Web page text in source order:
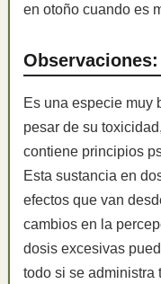
en otoño cuando es
Observaciones:
Es una especie muy
pesar de su
contiene principios
Esta sustancia en
efectos que van
cambios en la
dosis excesivas
todo si se administra